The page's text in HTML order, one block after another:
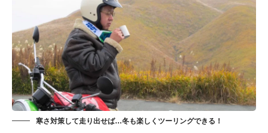
寒さ対策して走り出せば…冬も楽しくツーリングできる！